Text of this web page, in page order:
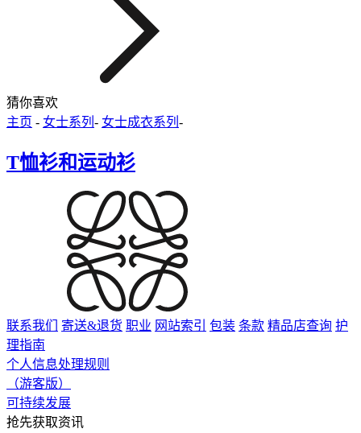
猜你喜欢
主页 - 女士系列 - 女士成衣系列 -
T恤衫和运动衫
联系我们 寄送&退货 职业 网站索引 包装 条款 精品店查询 护
理指南
个人信息处理规则
（游客版）
可持续发展
抢先获取资讯